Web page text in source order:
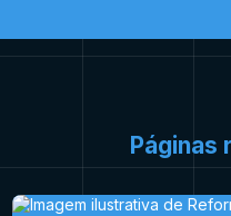
Páginas